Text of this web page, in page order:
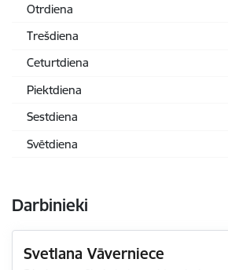
Otrdiena
Trešdiena
Ceturtdiena
Piektdiena
Sestdiena
Svētdiena
Darbinieki
Svetlana Vāverniece